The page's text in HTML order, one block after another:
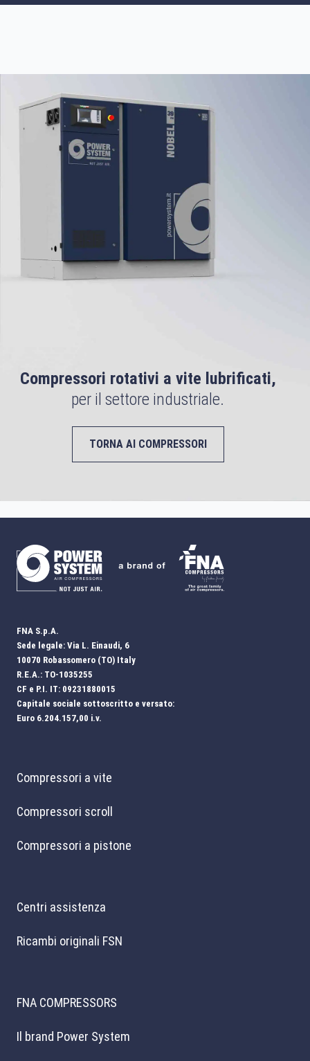
Compressori rotativi a vite lubrificati,
per il settore industriale.
TORNA AI COMPRESSORI
FNA S.p.A.
Sede legale: Via L. Einaudi, 6
10070 Robassomero (TO) Italy
R.E.A.: TO-1035255
CF e P.I. IT: 09231880015
Capitale sociale sottoscritto e versato:
Euro 6.204.157,00 i.v.
Compressori a vite
Compressori scroll
Compressori a pistone
Centri assistenza
Ricambi originali FSN
FNA COMPRESSORS
Il brand Power System